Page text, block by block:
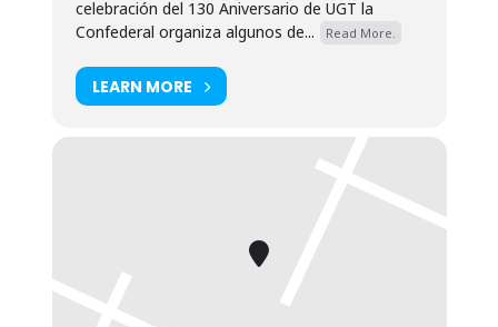
celebración del 130 Aniversario de UGT la
Confederal organiza algunos de...
Read More.
LEARN MORE